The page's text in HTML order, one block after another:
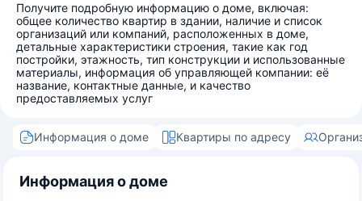
Получите подробную информацию о доме, включая:
общее количество квартир в здании, наличие и список
организаций или компаний, расположенных в доме,
детальные характеристики строения, такие как год
постройки, этажность, тип конструкции и использованные
материалы, информация об управляющей компании: её
название, контактные данные, и качество
предоставляемых услуг
Информация о доме Квартиры по адресу
Информация о доме